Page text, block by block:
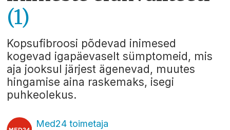
(1)
Kopsufibroosi põdevad inimesed
kogevad igapäevaselt sümptomeid, mis
aja jooksul järjest ägenevad, muutes
hingamise aina raskemaks, isegi
puhkeolekus.
Med24 toimetaja